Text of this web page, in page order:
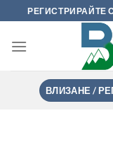
to
content
РЕГИСТРИРАЙТЕ
ВЛИЗАНЕ /